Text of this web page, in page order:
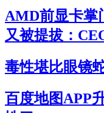
AMD前显卡掌
又被提拔：
毒性堪比眼镜
百度地图APP